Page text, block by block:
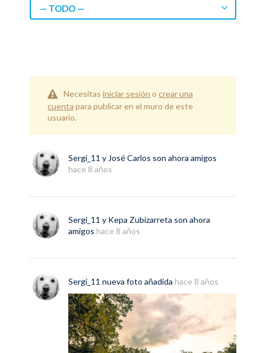
— TODO —
Necesitas iniciar sesión o crear una
cuenta para publicar en el muro de este
usuario.
Sergi_11 yJosé Carlos son ahora amigos
hace 8 años
Sergi_11 y Kepa Zubizarreta son ahora
amigos hace 8 años
Sergi_11 nueva foto añadida hace 8 años